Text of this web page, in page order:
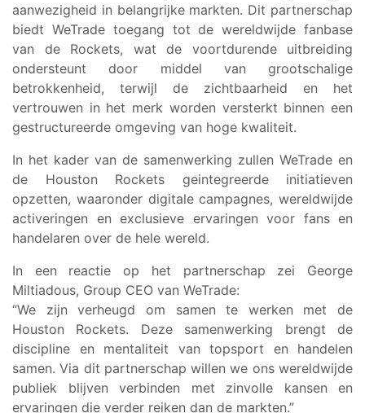
aanwezigheid in belangrijke markten. Dit partnerschap
biedt WeTrade toegang tot de wereldwijde fanbase
van de Rockets, wat de voortdurende uitbreiding
ondersteunt door middel van grootschalige
betrokkenheid, terwijl de zichtbaarheid en het
vertrouwen in het merk worden versterkt binnen een
gestructureerde omgeving van hoge kwaliteit.
In het kader van de samenwerking zullen WeTrade en
de Houston Rockets geintegreerde initiatieven
opzetten, waaronder digitale campagnes, wereldwijde
activeringen en exclusieve ervaringen voor fans en
handelaren over de hele wereld.
In een reactie op het partnerschap zei George
Miltiadous, Group CEO van WeTrade:
“We zijn verheugd om samen te werken met de
Houston Rockets. Deze samenwerking brengt de
discipline en mentaliteit van topsport en handelen
samen. Via dit partnerschap willen we ons wereldwijde
publiek blijven verbinden met zinvolle kansen en
ervaringen die verder reiken dan de markten.”